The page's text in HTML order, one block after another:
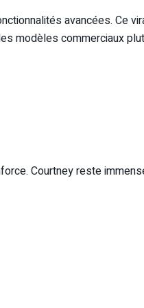
avancées. Ce
modèles commerciaux
Courtney reste